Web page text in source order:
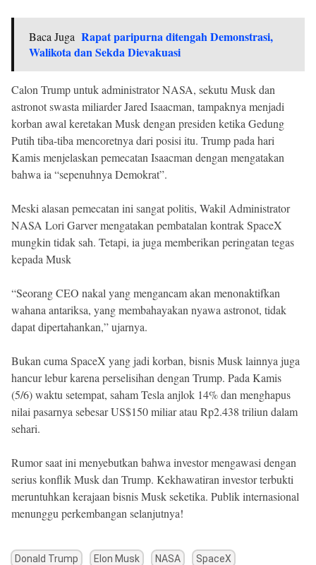
Baca Juga Rapat paripurna ditengah Demonstrasi,
Walikota dan Sekda Dievakuasi
Calon Trump untuk administrator NASA, sekutu Musk dan
astronot swasta miliarder Jared Isaacman, tampaknya menjadi
korban awal keretakan Musk dengan presiden ketika Gedung
Putih tiba-tiba mencoretnya dari posisi itu. Trump pada hari
Kamis menjelaskan pemecatan Isaacman dengan mengatakan
bahwa ia “sepenuhnya Demokrat”.
Meski alasan pemecatan ini sangat politis, Wakil Administrator
NASA Lori Garver mengatakan pembatalan kontrak SpaceX
mungkin tidak sah. Tetapi, ia juga memberikan peringatan tegas
kepada Musk
“Seorang CEO nakal yang mengancam akan menonaktifkan
wahana antariksa, yang membahayakan nyawa astronot, tidak
dapat dipertahankan,” ujarnya.
Bukan cuma SpaceX yang jadi korban, bisnis Musk lainnya juga
hancur lebur karena perselisihan dengan Trump. Pada Kamis
(5/6) waktu setempat, saham Tesla anjlok 14% dan menghapus
nilai pasarnya sebesar US$150 miliar atau Rp2.438 triliun dalam
sehari.
Rumor saat ini menyebutkan bahwa investor mengawasi dengan
serius konflik Musk dan Trump. Kekhawatiran investor terbukti
meruntuhkan kerajaan bisnis Musk seketika. Publik internasional
menunggu perkembangan selanjutnya!
Donald Trump Elon Musk NASA SpaceX